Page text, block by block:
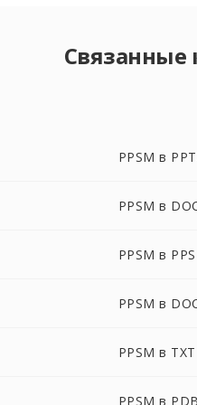
Связанные
PPSM в
PPSM в
PPSM в PPS
PPSM в
PPSM в TXT
PPSM в PDB